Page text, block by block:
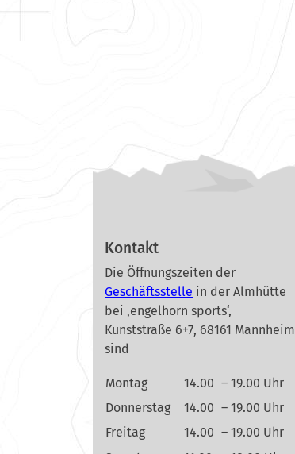
Kontakt
Die Öffnungszeiten der
Geschäftsstelle in der Almhütte
bei ‚engelhorn sports‘,
Kunststraße 6+7, 68161 Mannheim
sind
Montag 14.00 – 19.00 Uhr
Donnerstag
14.00 – 19.00 Uhr
Freitag
14.00 – 19.00 Uhr